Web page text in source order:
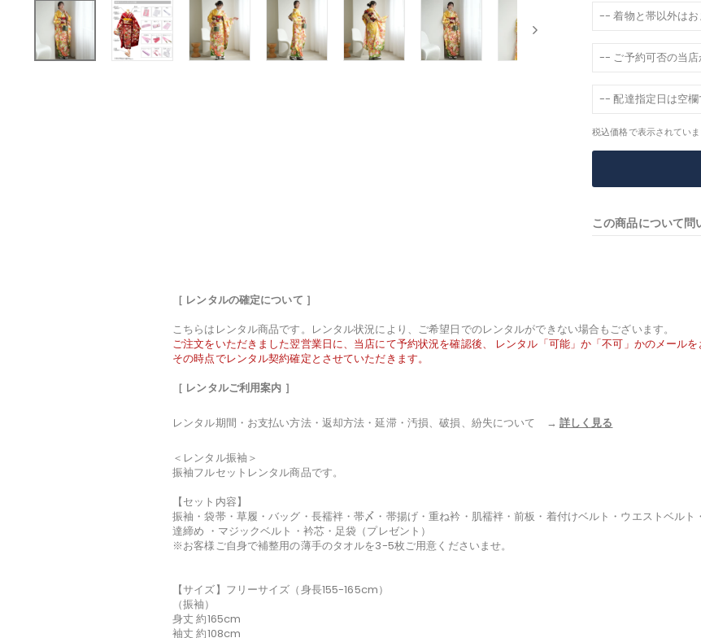
税込価格で表示されていま
この商品について問
［ レンタルの確定について ］
こちらはレンタル商品です。レンタル状況により、ご希望日でのレンタルができない場合もございます。
ご注文をいただきました翌営業日に、当店にて予約状況を確認後、 レンタル「可能」か「不可」かのメールを
その時点でレンタル契約確定とさせていただきます。
［ レンタルご利用案内 ］
レンタル期間・お支払い方法・返却方法・延滞・汚損、破損、紛失について → 詳しく見る
＜レンタル振袖＞
振袖フルセットレンタル商品です。
【セット内容】
振袖・袋帯・草履・バッグ・長襦袢・帯〆・帯揚げ・重ね衿・肌襦袢・前板・着付けベルト・ウエストベル
達締め ・マジックベルト・衿芯・足袋（プレゼント）
※お客様ご自身で補整用の薄手のタオルを3-5枚ご用意くださいませ。
【サイズ】フリーサイズ（身長155-165cm）
（振袖）
身丈 約165cm
袖丈 約108cm